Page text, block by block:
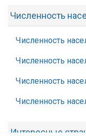
Численность
Численность
Численность
Численность
Численность
Интересные